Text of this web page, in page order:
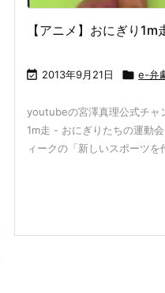
【アニメ】おにぎり
 2013年9月21日  e-弁
youtubeの宮澤真理公式チャ
1m走 - おにぎりたちの運動
ィークの「新しいスポーツ